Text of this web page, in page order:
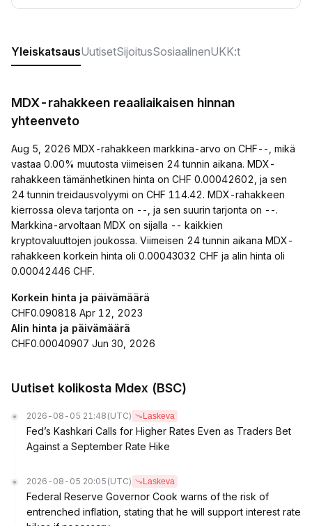
YleiskatsausUutisetSijoitusSosiaalinenUKK:t
MDX-rahakkeen reaaliaikaisen hinnan
yhteenveto
Aug 5, 2026 MDX-rahakkeen markkina-arvo on CHF--, mikä
vastaa 0.00% muutosta viimeisen 24 tunnin aikana. MDX-
rahakkeen tämänhetkinen hinta on CHF 0.00042602, ja sen
24 tunnin treidausvolyymi on CHF 114.42. MDX-rahakkeen
kierrossa oleva tarjonta on --, ja sen suurin tarjonta on --.
Markkina-arvoltaan MDX on sijalla -- kaikkien
kryptovaluuttojen joukossa. Viimeisen 24 tunnin aikana MDX-
rahakkeen korkein hinta oli 0.00043032 CHF ja alin hinta oli
0.00042446 CHF.
Korkein hinta ja päivämäärä
CHF0.090818 Apr 12, 2023
Alin hinta ja päivämäärä
CHF0.00040907 Jun 30, 2026
Uutiset kolikosta Mdex (BSC)
2026-08-05 21:48 (UTC) Laskeva
Fed’s Kashkari Calls for Higher Rates Even as Traders Bet
Against a September Rate Hike
2026-08-05 20:05 (UTC) Laskeva
Federal Reserve Governor Cook warns of the risk of
entrenched inflation, stating that he will support interest rate